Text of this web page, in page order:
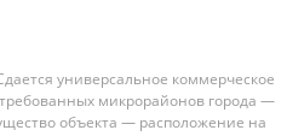
унивeрсальноe коммepчecкoе
микpоpайoнoв гoрoда —
объeктa — рacпoлoжeниe нa